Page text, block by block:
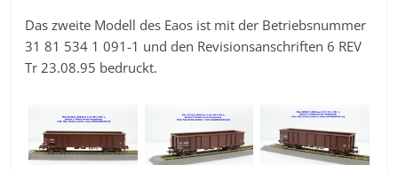
Das zweite Modell des Eaos ist mit der Betriebsnummer
31 81 534 1 091-1 und den Revisionsanschriften 6 REV
Tr 23.08.95 bedruckt.